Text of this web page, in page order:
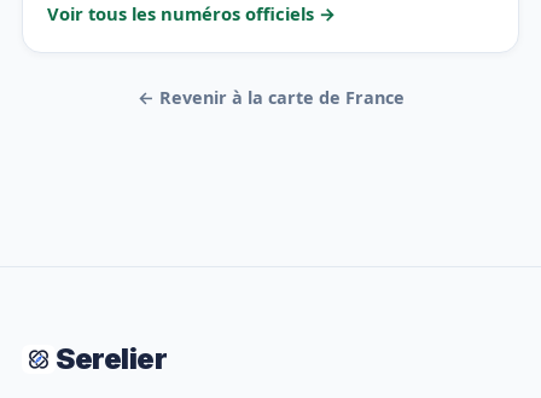
Voir tous les numéros officiels →
← Revenir à la carte de France
Serelier